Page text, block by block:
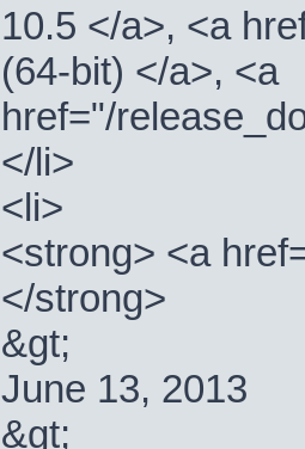
10.5 </a>, <a
(64-bit) </a>, <a
href="/
</li>
<li>
<strong> <a
</strong>
&gt;
June 13, 2013
&gt;